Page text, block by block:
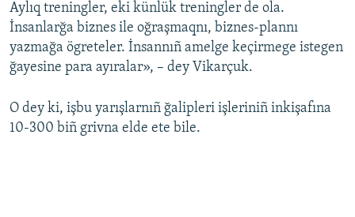
Aylıq treningler, eki künlük treningler de ola.
İnsanlarğa biznes ile oğraşmaqnı, biznes-plannı
yazmağa ögreteler. İnsannıñ amelge keçirmege istegen
ğayesine para ayıralar», – dey Vikarçuk.
O dey ki, işbu yarışlarnıñ ğalipleri işleriniñ inkişafına
10-300 biñ grivna elde ete bile.